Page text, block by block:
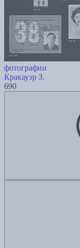
фотографии
Кракауэр З.
690